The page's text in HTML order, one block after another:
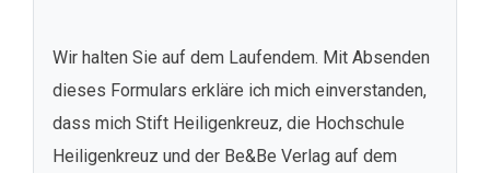
Wir halten Sie auf dem Laufendem. Mit Absenden
dieses Formulars erkläre ich mich einverstanden,
dass mich Stift Heiligenkreuz, die Hochschule
Heiligenkreuz und der Be&Be Verlag auf dem